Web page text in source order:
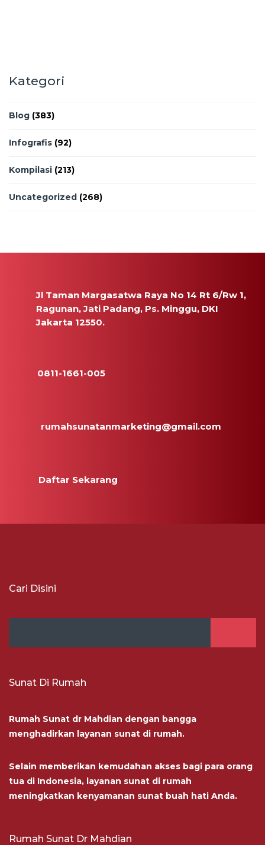
Kategori
Blog (383)
Infografis (92)
Kompilasi (213)
Uncategorized (268)
Jl Taman Margasatwa Raya No 14 Rt 6/Rw 1,
Ragunan, Jati Padang, Ps. Minggu, DKI
Jakarta 12550.
0811-1661-005
rumahsunatanmarketing@gmail.com
Daftar Sekarang
Cari Disini
Sunat Di Rumah
Rumah Sunat dr Mahdian dengan bangga
menghadirkan layanan sunat di rumah.
Selain memberikan kemudahan akses bagi para orang
tua di Indonesia, layanan sunat di rumah
meningkatkan kenyamanan sunat buah hati Anda.
Rumah Sunat Dr Mahdian